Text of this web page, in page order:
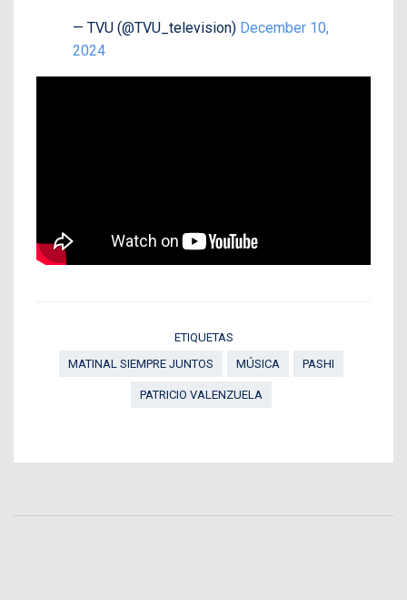
— TVU (@TVU_television) December 10,
2024
ETIQUETAS
MATINAL SIEMPRE JUNTOS
MÚSICA PASHI
PATRICIO VALENZUELA